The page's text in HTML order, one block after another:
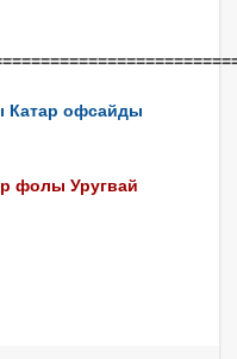
Катар офсайды
фолы Уругвай